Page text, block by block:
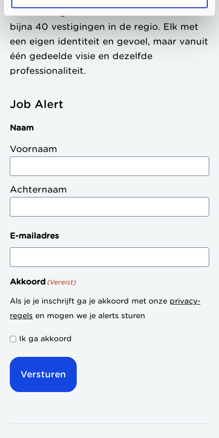
Onder Morgen vallen 9 merken met samen
bijna 40 vestigingen in de regio. Elk met
een eigen identiteit en gevoel, maar vanuit
één gedeelde visie en dezelfde
professionaliteit.
Job Alert
Naam
Voornaam
Achternaam
E-mailadres
Akkoord (Vereist)
Als je je inschrijft ga je akkoord met onze privacy-
regels en mogen we je alerts sturen
Ik ga akkoord